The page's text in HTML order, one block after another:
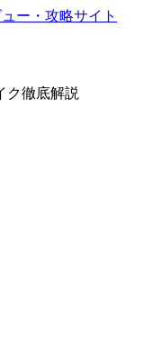
ク徹底解説